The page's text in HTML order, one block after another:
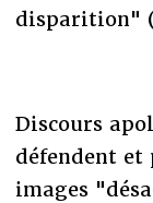
disparition"
Discours
défendent et
images